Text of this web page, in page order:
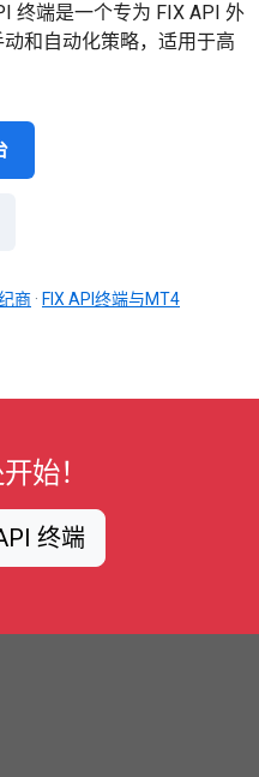
终端是一个专为 FIX API 外
和自动化策略，适用于高
商 · FIX API终端与MT4
始！
终端